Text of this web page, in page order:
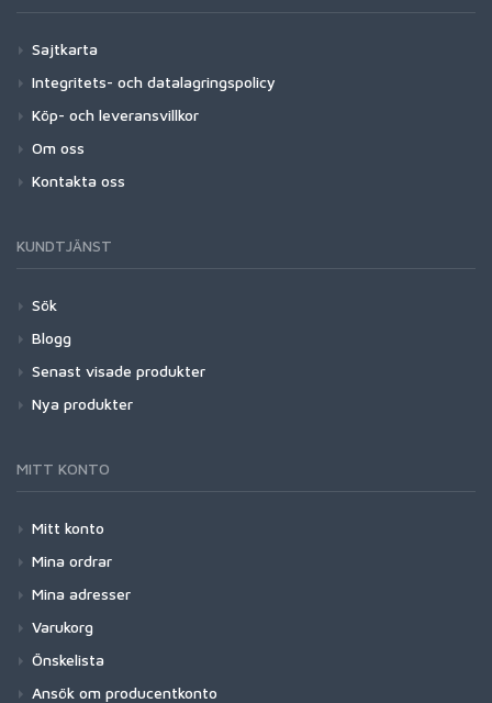
Sajtkarta
Integritets- och datalagringspolicy
Köp- och leveransvillkor
Om oss
Kontakta oss
KUNDTJÄNST
Sök
Blogg
Senast visade produkter
Nya produkter
MITT KONTO
Mitt konto
Mina ordrar
Mina adresser
Varukorg
Önskelista
Ansök om producentkonto